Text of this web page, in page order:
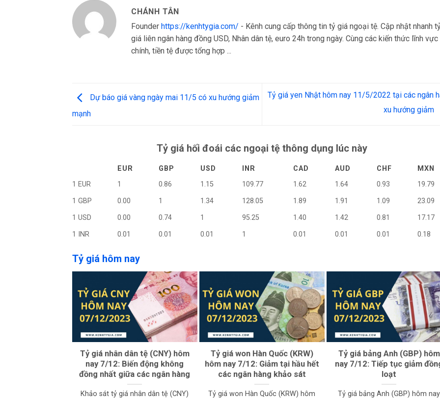
CHÁNH TÂN
Founder https://kenhtygia.com/ - Kênh cung cấp thông tin tỷ giá ngoại tệ. Cập nhật nhanh
giá liên ngân hàng đồng USD, Nhân dân tệ, euro 24h trong ngày. Cùng các kiến thức lĩnh
chính, tiền tệ được tổng hợp ...
Dự báo giá vàng ngày mai 11/5 có xu hướng giảm
mạnh
Tỷ giá yen Nhật hôm nay 11/5/2022 tại các ngân
xu hướng giảm
Tỷ giá hối đoái các ngoại tệ thông dụng lúc này
EUR GBP USD INR CAD AUD CHF
MXN
1 EUR
1 0.86 1.15 109.77 1.62 1.64 0.93
19.79
1 GBP
0.00 1 1.34 128.05 1.89 1.91 1.09
23.09
1 USD
0.00 0.74 1 95.25 1.40 1.42 0.81
17.17
1 INR
0.01 0.01 0.01 1 0.01 0.01 0.01 0.18
Tỷ giá hôm nay
Tỷ giá nhân dân tệ (CNY) hôm
nay 7/12: Biến động không
đồng nhất giữa các ngân hàng
Khảo sát tỷ giá nhân dân tệ (CNY)
Tỷ giá won Hàn Quốc (KRW)
hôm nay 7/12: Giảm tại hầu hết
các ngân hàng khảo sát
Tỷ giá won Hàn Quốc (KRW) hôm
Tỷ giá bảng Anh (GBP) hôm
nay 7/12: Tiếp tục giảm
loạt
Tỷ giá bảng Anh (GBP) hôm nay